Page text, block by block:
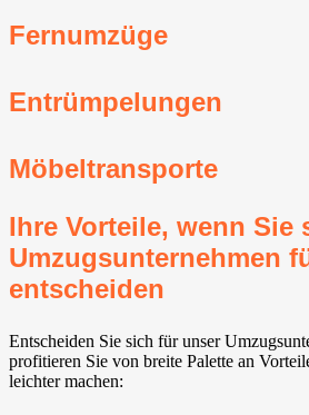
Fernumzüge
Entrümpelungen
Möbeltransporte
Ihre Vorteile, wenn Sie
Umzugsunternehmen
entscheiden
Entscheiden Sie sich für unser
profitieren Sie von breite Palette an
leichter machen: